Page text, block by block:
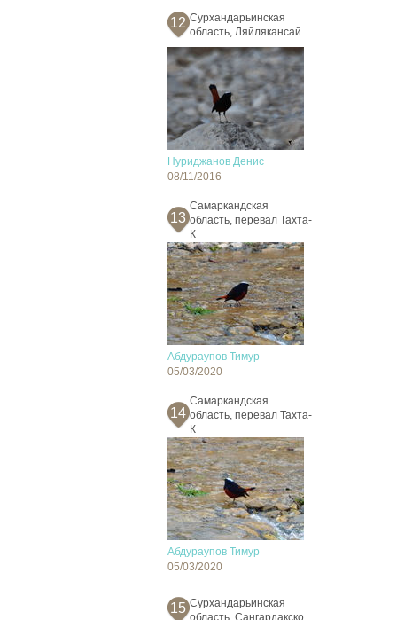
12 Сурхандарьинская
область, Ляйлякансай
Нуриджанов Денис
08/11/2016
13
Самаркандская
область, перевал Тахта-
К
Абдураупов Тимур
05/03/2020
14
Самаркандская
область, перевал Тахта-
К
Абдураупов Тимур
05/03/2020
15 Сурхандарьинская
область, Сангардакско